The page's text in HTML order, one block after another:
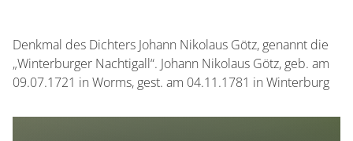
Denkmal des Dichters Johann Nikolaus Götz, genannt die
„Winterburger Nachtigall“. Johann Nikolaus Götz, geb. am
09.07.1721 in Worms, gest. am 04.11.1781 in Winterburg